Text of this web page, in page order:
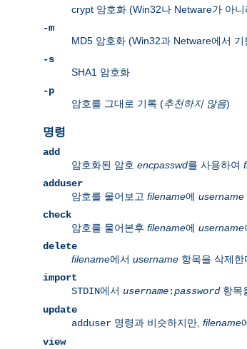
crypt 암호화 (Win32나 Netware가 아
-m
MD5 암호화 (Win32과 Netware에서 기
-s
SHA1 암호화
-p
암호를 그대로 기록 (추천하지 않음)
명령
add
암호화된 암호 encpasswd를 사용하여
adduser
암호를 물어보고 filename에 username
check
암호를 물어본후 filename에 username
delete
filename에서 username 항목을 삭제한
import
STDIN에서 username:password항목
update
adduser 명령과 비슷하지만, filename
view